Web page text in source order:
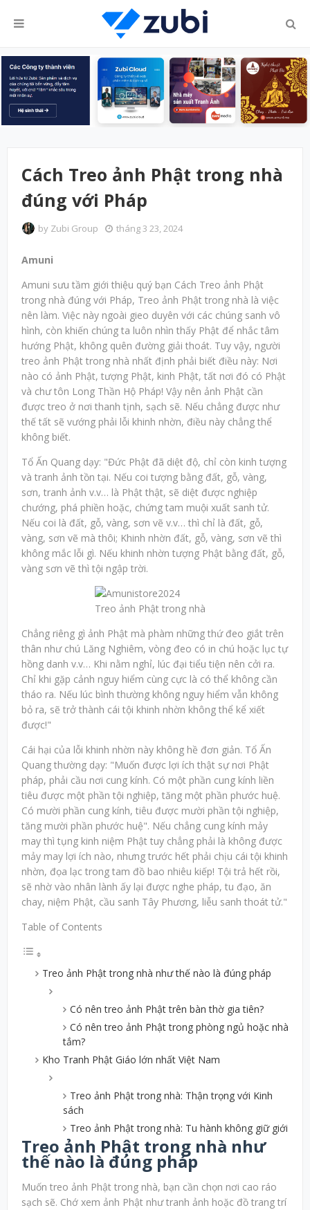
Cách Treo ảnh Phật trong nhà
đúng với Pháp
by Zubi Group tháng 3 23, 2024
Amuni
Amuni sưu tầm giới thiệu quý bạn Cách Treo ảnh Phật
trong nhà đúng với Pháp, Treo ảnh Phật trong nhà là việc
nên làm. Việc này ngoài gieo duyên với các chúng sanh vô
hình, còn khiến chúng ta luôn nhìn thấy Phật để nhắc tâm
hướng Phật, không quên đường giải thoát. Tuy vậy, người
treo ảnh Phật trong nhà nhất định phải biết điều này: Nơi
nào có ảnh Phật, tượng Phật, kinh Phật, tất nơi đó có Phật
và chư tôn Long Thần Hộ Pháp! Vậy nên ảnh Phật cần
được treo ở nơi thanh tịnh, sạch sẽ. Nếu chẳng được như
thế tất sẽ vướng phải lỗi khinh nhờn, điều này chẳng thể
không biết.
Tổ Ấn Quang dạy: "Đức Phật đã diệt độ, chỉ còn kinh tượng
và tranh ảnh tồn tại. Nếu coi tượng bằng đất, gỗ, vàng,
sơn, tranh ảnh v.v… là Phật thật, sẽ diệt được nghiệp
chướng, phá phiền hoặc, chứng tam muội xuất sanh tử.
Nếu coi là đất, gỗ, vàng, sơn vẽ v.v… thì chỉ là đất, gỗ,
vàng, sơn vẽ mà thôi; Khinh nhờn đất, gỗ, vàng, sơn vẽ thì
không mắc lỗi gì. Nếu khinh nhờn tượng Phật bằng đất, gỗ,
vàng sơn vẽ thì tội ngập trời.
Treo ảnh Phật trong nhà
Chẳng riêng gì ảnh Phật mà phàm những thứ đeo giắt trên
thân như chú Lăng Nghiêm, vòng đeo có in chú hoặc lục tự
hồng danh v.v… Khi nằm nghỉ, lúc đại tiểu tiện nên cởi ra.
Chỉ khi gặp cảnh nguy hiểm cùng cực là có thể không cần
tháo ra. Nếu lúc bình thường không nguy hiểm vẫn không
bỏ ra, sẽ trở thành cái tội khinh nhờn không thể kể xiết
được!"
Cái hại của lỗi khinh nhờn này không hề đơn giản. Tổ Ấn
Quang thường dạy: "Muốn được lợi ích thật sự nơi Phật
pháp, phải cầu nơi cung kính. Có một phần cung kính liền
tiêu được một phần tội nghiệp, tăng một phần phước huệ.
Có mười phần cung kính, tiêu được mười phần tội nghiệp,
tăng mười phần phước huệ". Nếu chẳng cung kính mảy
may thì tụng kinh niệm Phật tuy chẳng phải là không được
mảy may lợi ích nào, nhưng trước hết phải chịu cái tội khinh
nhờn, đọa lạc trong tam đồ bao nhiêu kiếp! Tội trả hết rồi,
sẽ nhờ vào nhân lành ấy lại được nghe pháp, tu đạo, ăn
chay, niệm Phật, cầu sanh Tây Phương, liễu sanh thoát tử."
Table of Contents
Treo ảnh Phật trong nhà như thế nào là đúng pháp
Có nên treo ảnh Phật trên bàn thờ gia tiên?
Có nên treo ảnh Phật trong phòng ngủ hoặc nhà
tắm?
Kho Tranh Phật Giáo lớn nhất Việt Nam
Treo ảnh Phật trong nhà: Thận trọng với Kinh
sách
Treo ảnh Phật trong nhà: Tu hành không giữ giới
Treo ảnh Phật trong nhà như
thế nào là đúng pháp
Muốn treo ảnh Phật trong nhà, bạn cần chọn nơi cao ráo
sạch sẽ. Chớ xem ảnh Phật như tranh ảnh hoặc đồ trang trí